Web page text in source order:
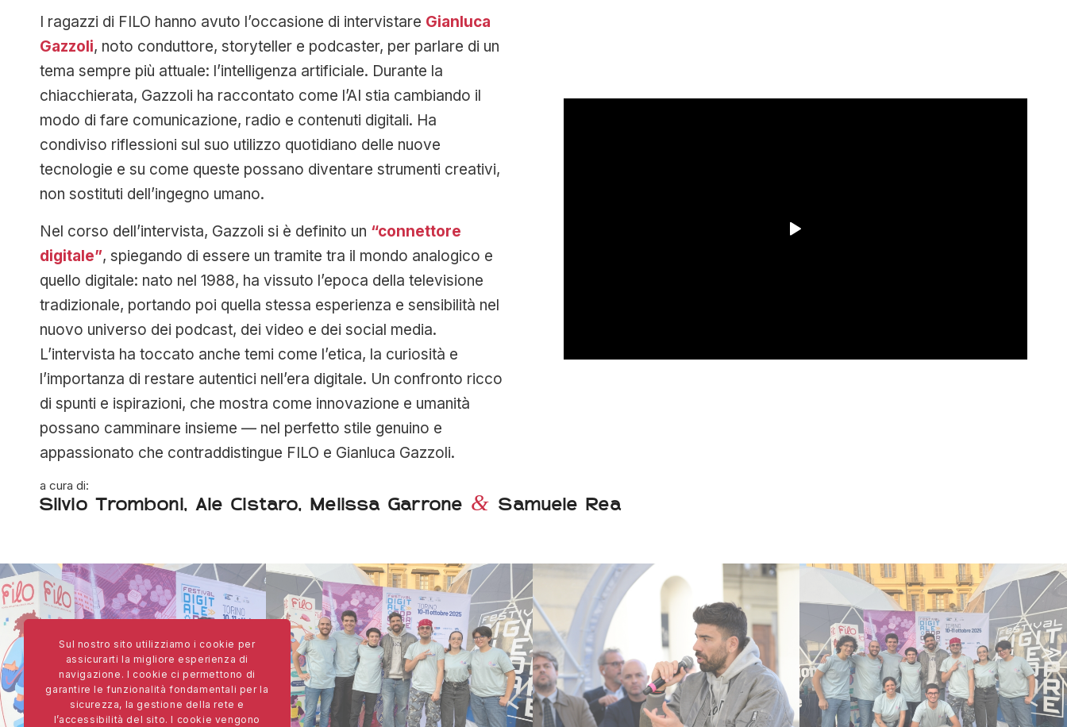
I ragazzi di FILO hanno avuto l’occasione di intervistare Gianluca
Gazzoli, noto conduttore, storyteller e podcaster, per parlare di un
tema sempre più attuale: l’intelligenza artificiale. Durante la
chiacchierata, Gazzoli ha raccontato come l’AI stia cambiando il
modo di fare comunicazione, radio e contenuti digitali. Ha
condiviso riflessioni sul suo utilizzo quotidiano delle nuove
tecnologie e su come queste possano diventare strumenti creativi,
non sostituti dell’ingegno umano.
Nel corso dell’intervista, Gazzoli si è definito un “connettore
digitale”, spiegando di essere un tramite tra il mondo analogico e
quello digitale: nato nel 1988, ha vissuto l’epoca della televisione
tradizionale, portando poi quella stessa esperienza e sensibilità nel
nuovo universo dei podcast, dei video e dei social media.
L’intervista ha toccato anche temi come l’etica, la curiosità e
l’importanza di restare autentici nell’era digitale. Un confronto ricco
di spunti e ispirazioni, che mostra come innovazione e umanità
possano camminare insieme — nel perfetto stile genuino e
appassionato che contraddistingue FILO e Gianluca Gazzoli.
a cura di:
Silvio Tromboni, Ale Cistaro, Melissa Garrone & Samuele Rea
Sul nostro sito utilizziamo i cookie per
assicurarti la migliore esperienza di
navigazione. I cookie ci permettono di
garantire le funzionalità fondamentali per la
sicurezza, la gestione della rete e
l’accessibilità del sito. I cookie vengono